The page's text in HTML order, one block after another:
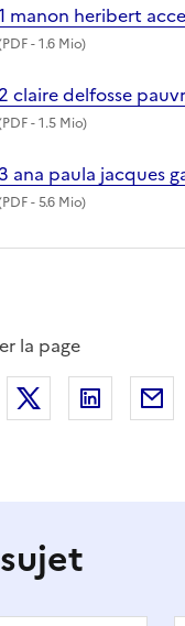
manon heribert
PDF- 1.6 Mio)
2 claire delfosse
PDF- 1.5 Mio)
ana paula jacques
PDF- 5.6 Mio)
la page
Partager sur Facebook
Partager sur X